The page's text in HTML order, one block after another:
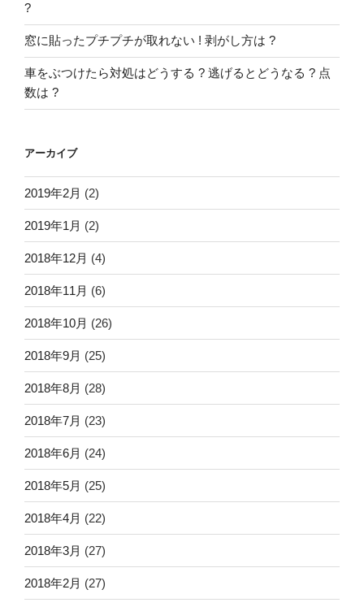
?
窓に貼ったプチプチが取れない ! 剥がし方は ?
車をぶつけたら対処はどうする ? 逃げるとどうなる ? 点
数は ?
アーカイブ
2019年2月 (2)
2019年1月 (2)
2018年12月 (4)
2018年11月 (6)
2018年10月 (26)
2018年9月 (25)
2018年8月 (28)
2018年7月 (23)
2018年6月 (24)
2018年5月 (25)
2018年4月 (22)
2018年3月 (27)
2018年2月 (27)